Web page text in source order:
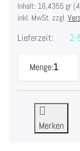
Inhalt: 16,4355 gr
inkl. MwSt. zzgl.
Lieferzeit: 2-
Menge:1
Merken